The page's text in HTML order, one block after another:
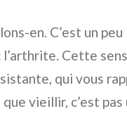
en. C’est un
l’arthrite. Cette
qui vous
vieillir, c’est